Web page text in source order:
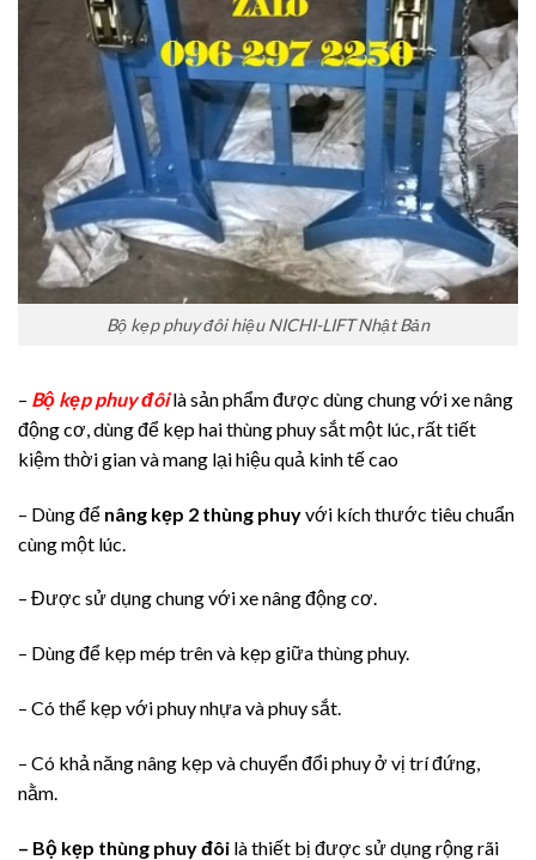
Bộ kẹp phuy đôi hiệu NICHI-LIFT Nhật Bản
– Bộ kẹp phuy đôilà sản phẩm được dùng chung với xe nâng
động cơ, dùng để kẹp hai thùng phuy sắt một lúc, rất tiết
kiệm thời gian và mang lại hiệu quả kinh tế cao
– Dùng để nâng kẹp 2 thùng phuyvới kích thước tiêu chuẩn
cùng một lúc.
– Được sử dụng chung với xe nâng động cơ.
– Dùng để kẹp mép trên và kẹp giữa thùng phuy.
– Có thể kẹp với phuy nhựa và phuy sắt.
– Có khả năng nâng kẹp và chuyển đổi phuy ở vị trí đứng,
nằm.
– Bộ kẹp thùng phuy đôi là thiết bị được sử dụng rộng rãi